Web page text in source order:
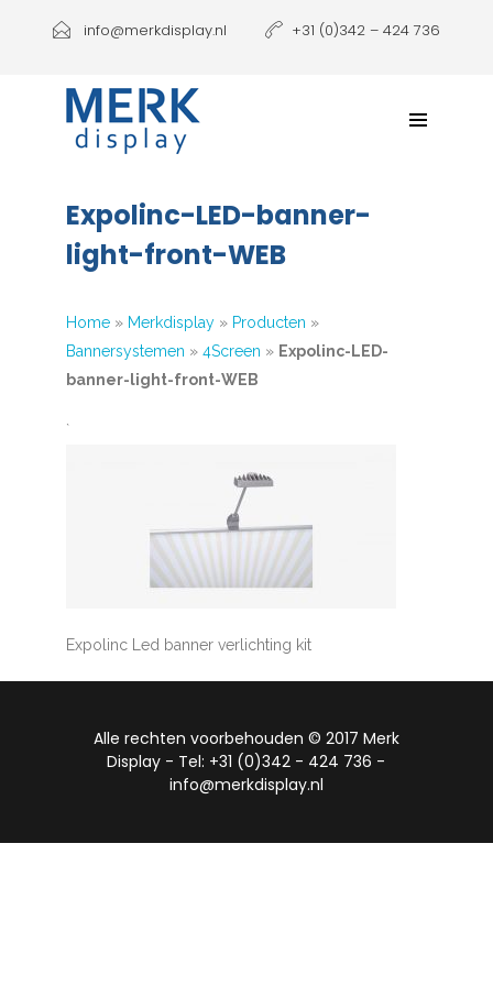
Producten
Klantbeleving
info@merkdisplay.nl +31 (0)342 – 424 736
Expolinc-LED-banner-
light-front-WEB
Home» Merkdisplay» Producten »
Bannersystemen » 4Screen » Expolinc-LED-
banner-light-front-WEB
`
Expolinc Led banner verlichting kit
Alle rechten voorbehouden © 2017 Merk
Display - Tel: +31 (0)342 - 424 736 -
info@merkdisplay.nl